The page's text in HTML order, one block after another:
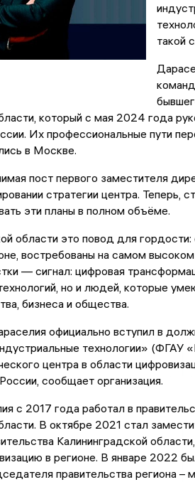
такой
который с мая 2024 года
Их профессиональные пути
в Москве.
пост первого заместителя
стратегии центра. Теперь,
эти планы в полном объёме.
области это повод для гордости:
востребованы на самом
— сигнал: цифровая
но и людей, которые
бизнеса и общества.
официально вступил в
технологии»
центра в области
сообщает организация.
с 2017 года работал в
В октябре 2021 стал
Калининградской
в регионе. В январе 2022
правительства региона –